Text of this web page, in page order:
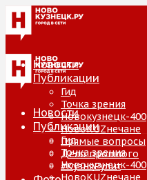
Новости
Публикации
Гид
Точка зрения
Новокузнецк-400
НовоKUZнечане
Прямые вопросы
Дело прошлого
#КузняРулит
Новости
Публикации
Гид
Точка зрения
Новокузнецк-400
НовоKUZнечане